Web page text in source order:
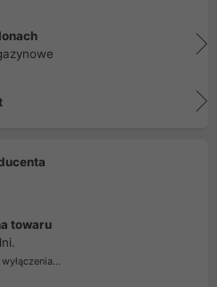
towaru